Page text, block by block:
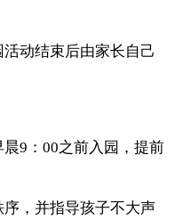
动结束后由家长自己
9：00之前入园，提前
，并指导孩子不大声